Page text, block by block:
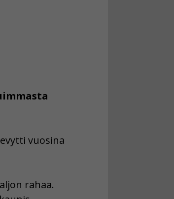
vuosina
rahaa.